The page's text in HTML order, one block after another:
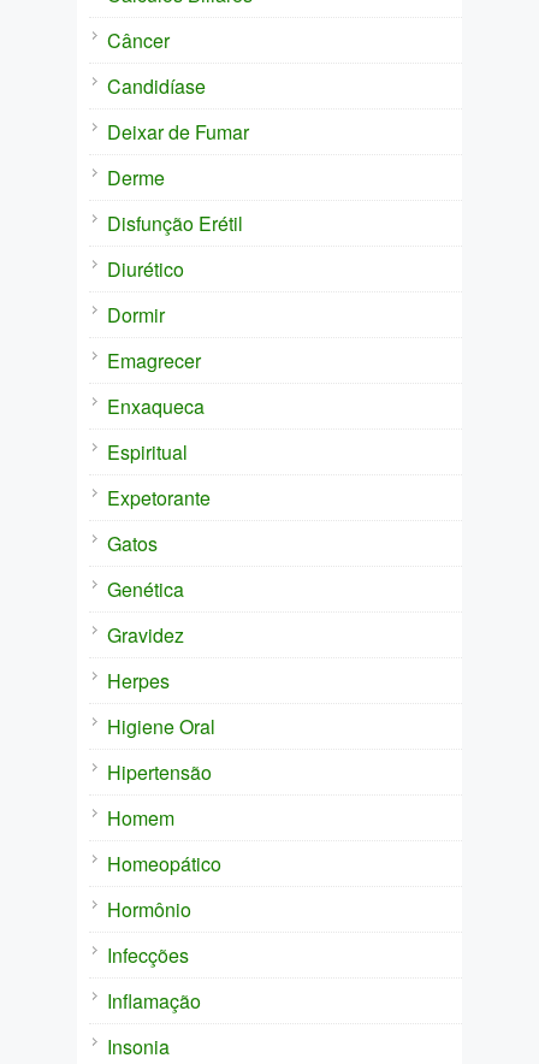
Câncer
Candidíase
Deixar de Fumar
Derme
Disfunção Erétil
Diurético
Dormir
Emagrecer
Enxaqueca
Espiritual
Expetorante
Gatos
Genética
Gravidez
Herpes
Higiene Oral
Hipertensão
Homem
Homeopático
Hormônio
Infecções
Inflamação
Insonia